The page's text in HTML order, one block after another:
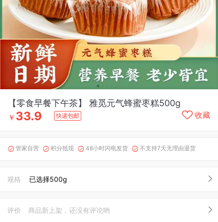
【零食早餐下午茶】 雅觅元气蜂蜜枣糕500g
￥ 33.9 快递包邮 收藏
 管家自营  积分抵现  48小时闪电发货  不支持7天无理由退货
规格 已选择500g
评价 商品新上架，还没有评论哟